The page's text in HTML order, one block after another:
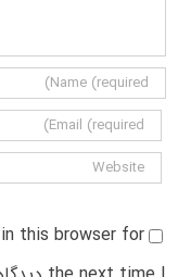
this browser for